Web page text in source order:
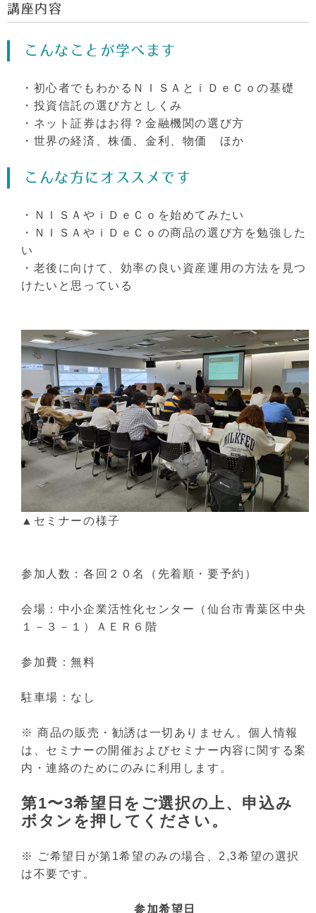
講座内容
こんなことが学べます
・初心者でもわかるＮＩＳＡとｉＤｅＣｏの基礎
・投資信託の選び方としくみ
・ネット証券はお得？金融機関の選び方
・世界の経済、株価、金利、物価 ほか
こんな方にオススメです
・ＮＩＳＡやｉＤｅＣｏを始めてみたい
・ＮＩＳＡやｉＤｅＣｏの商品の選び方を勉強した
い
・老後に向けて、効率の良い資産運用の方法を見つ
けたいと思っている
▲セミナーの様子
参加人数：各回２０名（先着順・要予約）
会場：中小企業活性化センター（仙台市青葉区中央
１－３－１）ＡＥＲ６階
参加費：無料
駐車場：なし
※ 商品の販売・勧誘は一切ありません。個人情報
は、セミナーの開催およびセミナー内容に関する案
内・連絡のためにのみに利用します。
第1〜3希望日をご選択の上、申込み
ボタンを押してください。
※ ご希望日が第1希望のみの場合、2,3希望の選択
は不要です。
参加希望日